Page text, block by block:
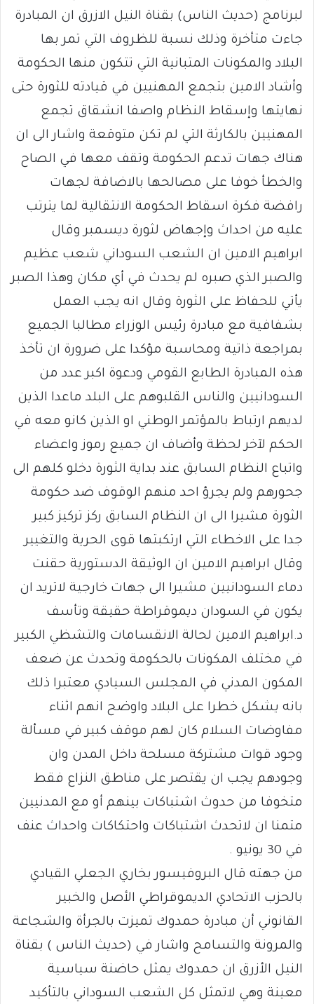
لبرنامج (حديث الناس) بقناة النيل الازرق ان المبادرة
جاءت متأخرة وذلك نسبة للظروف التي تمر بها
البلاد والمكونات المتبانية التي تتكون منها الحكومة
وأشاد الامين بتجمع المهنيين في قيادته للثورة حتى
نهايتها وإسقاط النظام واصفا انشقاق تجمع
المهنيين بالكارثة التي لم تكن متوقعة واشار الى ان
هناك جهات تدعم الحكومة وتقف معها في الصاح
والخطأ خوفا على مصالحها بالاضافة لجهات
رافضة فكرة اسقاط الحكومة الانتقالية لما يترتب
عليه من احداث وإجهاض لثورة ديسمبر وقال
ابراهيم الامين ان الشعب السوداني شعب عظيم
والصبر الذي صبره لم يحدث في أي مكان وهذا الصبر
يأتي للحفاظ على الثورة وقال انه يجب العمل
بشفافية مع مبادرة رئيس الوزراء مطالبا الجميع
بمراجعة ذاتية ومحاسبة مؤكدا على ضرورة ان تأخذ
هذه المبادرة الطابع القومي ودعوة اكبر عدد من
السودانيين والناس القلبوهم على البلد ماعدا الذين
لديهم ارتباط بالمؤتمر الوطني او الذين كانو معه في
الحكم لآخر لحظة وأضاف ان جميع رموز واعضاء
واتباع النظام السابق عند بداية الثورة دخلو كلهم الى
جحورهم ولم يجرؤ احد منهم الوقوف ضد حكومة
الثورة مشيرا الى ان النظام السابق ركز تركيز كبير
جدا على الاخطاء التي ارتكبتها قوى الحرية والتغيير
وقال ابراهيم الامين ان الوثيقة الدستورية حقنت
دماء السودانيين مشيرا الى جهات خارجية لاتريد ان
يكون في السودان ديموقراطة حقيقة وتأسف
د.ابراهيم الامين لحالة الانقسامات والتشظي الكبير
في مختلف المكونات بالحكومة وتحدث عن ضعف
المكون المدني في المجلس السيادي معتبرا ذلك
بانه يشكل خطرا على البلاد واوضح انهم اثناء
مفاوضات السلام كان لهم موقف كبير في مسألة
وجود قوات مشتركة مسلحة داخل المدن وان
وجودهم يجب ان يقتصر على مناطق النزاع فقط
متخوفا من حدوث اشتباكات بينهم أو مع المدنيين
متمنا ان لاتحدث اشتباكات واحتكاكات واحداث عنف
في 30 يونيو .
من جهته قال البروفيسور بخاري الجعلي القيادي
بالحزب الاتحادي الديموقراطي الأصل والخبير
القانوني أن مبادرة حمدوك تميزت بالجرأة والشجاعة
والمرونة والتسامح واشار في (حديث الناس ) بقناة
النيل الأزرق ان حمدوك يمثل حاضنة سياسية
معينة وهي لاتمثل كل الشعب السوداني بالتأكيد